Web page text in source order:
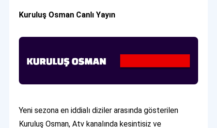
Kuruluş Osman Canlı Yayın
Yeni sezona en iddialı diziler arasında gösterilen
Kuruluş Osman, Atv kanalında kesintisiz ve